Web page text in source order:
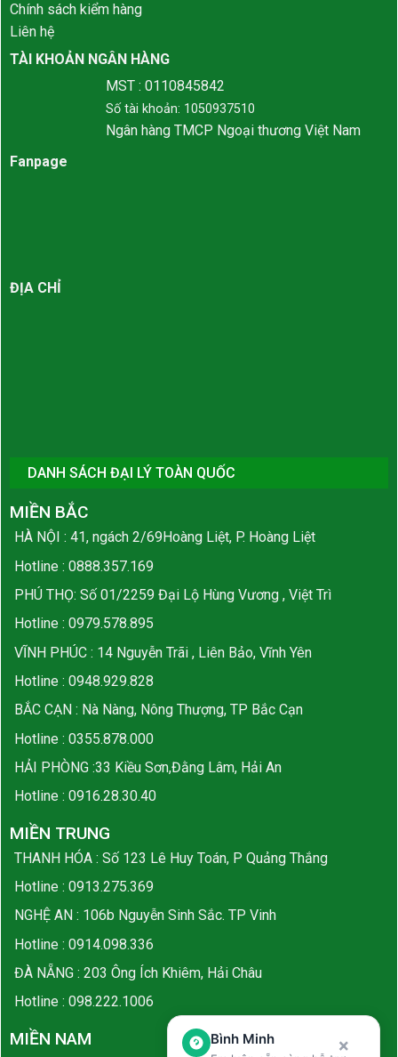
Chính sách kiểm hàng
Liên hệ
TÀI KHOẢN NGÂN HÀNG
MST : 0110845842
Số tài khoản: 1050937510
Ngân hàng TMCP Ngoại thương Việt Nam
Fanpage
ĐỊA CHỈ
DANH SÁCH ĐẠI LÝ TOÀN QUỐC
MIỀN BẮC
HÀ NỘI : 41, ngách 2/69Hoàng Liệt, P. Hoàng Liệt
Hotline : 0888.357.169
PHÚ THỌ: Số 01/2259 Đại Lộ Hùng Vương , Việt Trì
Hotline : 0979.578.895
VĨNH PHÚC : 14 Nguyễn Trãi , Liên Bảo, Vĩnh Yên
Hotline : 0948.929.828
BẮC CẠN : Nà Nàng, Nông Thượng, TP Bắc Cạn
Hotline : 0355.878.000
HẢI PHÒNG :33 Kiều Sơn,Đằng Lâm, Hải An
Hotline : 0916.28.30.40
MIỀN TRUNG
THANH HÓA : Số 123 Lê Huy Toán, P Quảng Thắng
Hotline : 0913.275.369
NGHỆ AN : 106b Nguyễn Sinh Sắc. TP Vinh
Hotline : 0914.098.336
ĐÀ NẴNG : 203 Ông Ích Khiêm, Hải Châu
Hotline : 098.222.1006
MIỀN NAM Bình Minh ×